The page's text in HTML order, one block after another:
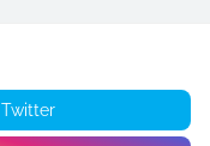
Twitter